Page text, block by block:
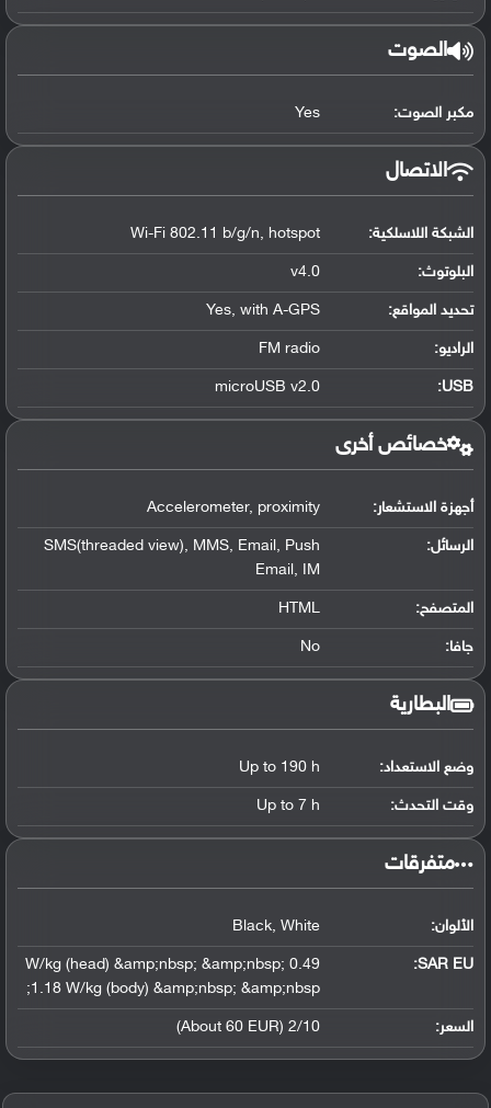
الصوت
مكبر الصوت: Yes
الاتصال
الشبكة اللاسلكية: Wi-Fi 802.11 b/g/n, hotspot
البلوتوث:
v4.0
تحديد المواقع:
Yes, with A-GPS
الراديو: FM radio
USB
:
microUSB v2.0
خصائص أخرى
أجهزة الاستشعار: Accelerometer, proximity
الرسائل:
SMS(threaded view), MMS, Email, Push
Email, IM
المتصفح: HTML
جافا: No
البطارية
وضع الاستعداد: Up to 190 h
وقت التحدث: Up to 7 h
‏متفرقات‏
الألوان: Black, White
SAR EU:
0.49 W/kg (head) &amp;nbsp; &amp;nbsp;
1.18 W/kg (body) &amp;nbsp; &amp;nbsp;
السعر: 2/10 (About 60 EUR)